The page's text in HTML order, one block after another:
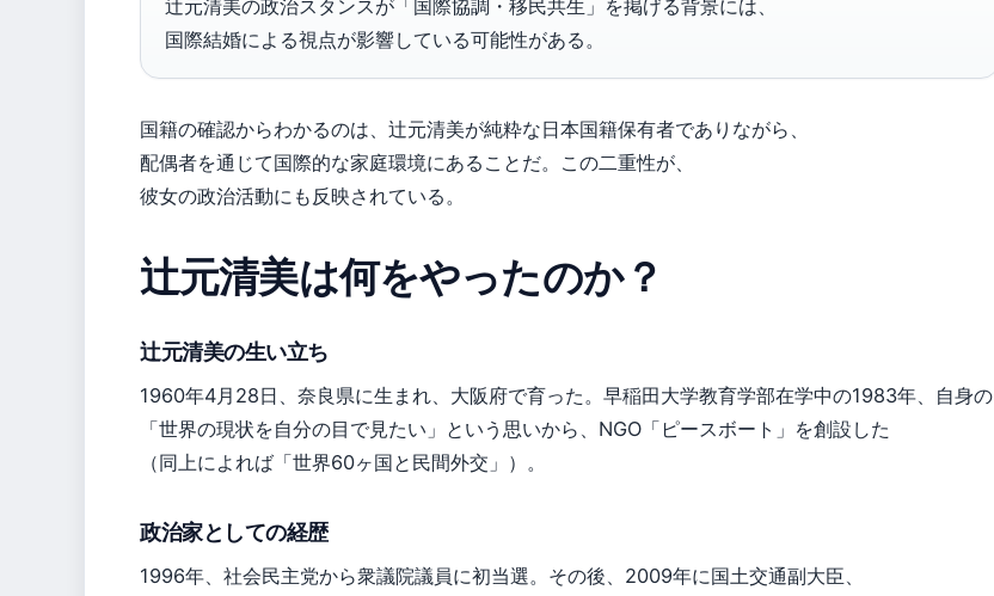
辻元清美の政治スタンスが「国際協調・移民共生」を掲げる背景には、
国際結婚による視点が影響している可能性がある。
国籍の確認からわかるのは、辻元清美が純粋な日本国籍保有者でありながら、
配偶者を通じて国際的な家庭環境にあることだ。この二重性が、
彼女の政治活動にも反映されている。
辻元清美は何をやったのか？
辻元清美の生い立ち
1960年4月28日、奈良県に生まれ、大阪府で育った。早稲田大学教育学部在学中の1983年、自身の
「世界の現状を自分の目で見たい」という思いから、NGO「ピースボート」を創設した
（同上によれば「世界60ヶ国と民間外交」）。
政治家としての経歴
1996年、社会民主党から衆議院議員に初当選。その後、2009年に国土交通副大臣、